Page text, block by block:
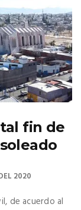
fin de
2020
de acuerdo al